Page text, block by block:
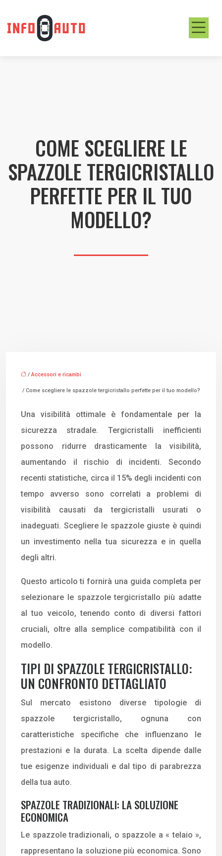
COME SCEGLIERE LE
SPAZZOLE TERGICRISTALLO
PERFETTE PER IL TUO
MODELLO?
/Accessori e ricambi
/ Come scegliere le spazzole tergicristallo perfette per il tuo modello?
Una visibilità ottimale è fondamentale per la
sicurezza stradale. Tergicristalli inefficienti
possono ridurre drasticamente la visibilità,
aumentando il rischio di incidenti. Secondo
recenti statistiche, circa il 15% degli incidenti con
tempo avverso sono correlati a problemi di
visibilità causati da tergicristalli usurati o
inadeguati. Scegliere le spazzole giuste è quindi
un investimento nella tua sicurezza e in quella
degli altri.
Questo articolo ti fornirà una guida completa per
selezionare le spazzole tergicristallo più adatte
al tuo veicolo, tenendo conto di diversi fattori
cruciali, oltre alla semplice compatibilità con il
modello.
TIPI DI SPAZZOLE TERGICRISTALLO:
UN CONFRONTO DETTAGLIATO
Sul mercato esistono diverse tipologie di
spazzole tergicristallo, ognuna con
caratteristiche specifiche che influenzano le
prestazioni e la durata. La scelta dipende dalle
tue esigenze individuali e dal tipo di parabrezza
della tua auto.
SPAZZOLE TRADIZIONALI: LA SOLUZIONE
ECONOMICA
Le spazzole tradizionali, o spazzole a « telaio »,
rappresentano la soluzione più economica. Sono